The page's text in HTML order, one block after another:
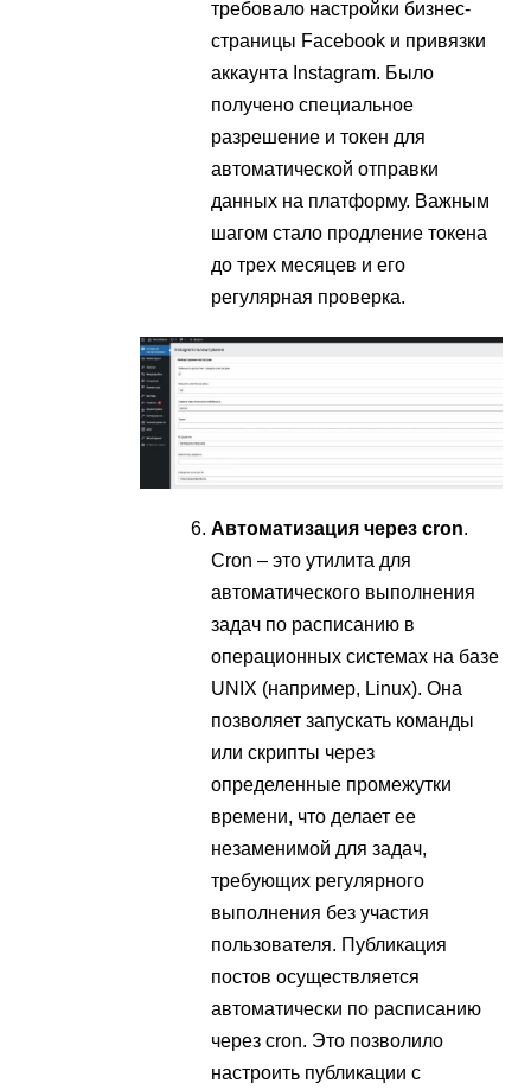
требовало настройки бизнес-
страницы Facebook и привязки
аккаунта Instagram. Было
получено специальное
разрешение и токен для
автоматической отправки
данных на платформу. Важным
шагом стало продление токена
до трех месяцев и его
регулярная проверка.
Автоматизация через cron.
Cron – это утилита для
автоматического выполнения
задач по расписанию в
операционных системах на базе
UNIX (например, Linux). Она
позволяет запускать команды
или скрипты через
определенные промежутки
времени, что делает ее
незаменимой для задач,
требующих регулярного
выполнения без участия
пользователя. Публикация
постов осуществляется
автоматически по расписанию
через cron. Это позволило
настроить публикации с